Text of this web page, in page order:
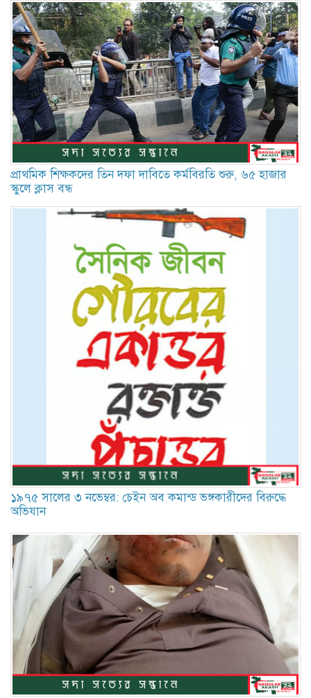
প্রাথমিক শিক্ষকদের তিন দফা দাবিতে কর্মবিরতি শুরু, ৬৫ হাজার
স্কুলে ক্লাস বন্ধ
১৯৭৫ সালের ৩ নভেম্বর: চেইন অব কমান্ড ভঙ্গকারীদের বিরুদ্ধে
অভিযান